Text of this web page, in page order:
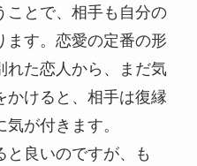
ことで、相手も自分の
ます。恋愛の定番の形
れた恋人から、まだ気
かけると、相手は復縁
が付きます。
と良いのですが、も